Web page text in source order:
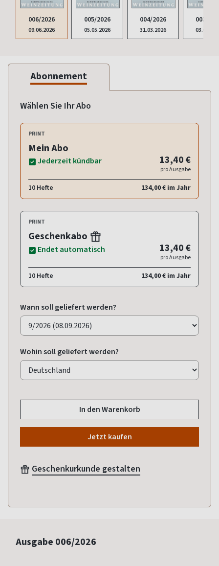
006/2026
09.06.2026
005/2026
05.05.2026
004/2026
31.03.2026
003/
Abonnement
Wählen Sie Ihr Abo
PRINT
Mein Abo
Jederzeit kündbar 13,40 €
pro Ausgabe
10 Hefte 134,00 € im Jahr
PRINT
Geschenkabo
Endet automatisch 13,40 €
pro Ausgabe
10 Hefte 134,00 € im Jahr
Wann soll geliefert werden?
Wohin soll geliefert werden?
In den Warenkorb
Jetzt kaufen
Geschenkurkunde gestalten
Ausgabe 006/2026